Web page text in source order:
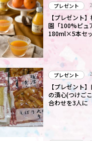
プレゼント
【プレゼント
園「100%ピュ
180ml×5本セ
プレゼント
【プレゼント
の漬心(つけご
合わせを3人に